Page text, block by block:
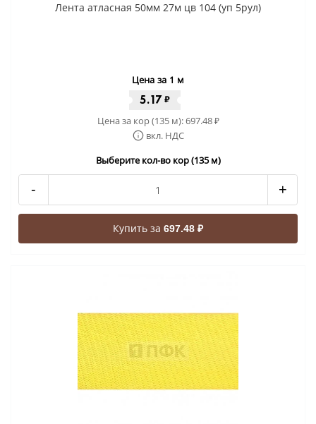
Лента атласная 50мм 27м цв 104 (уп 5рул)
Цена за 1 м
5.17 ₽
Цена за кор (135 м):697.48₽
вкл. НДС
Выберите кол-во кор (135 м)
- +
Купить за 697.48 ₽